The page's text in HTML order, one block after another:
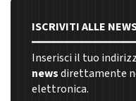
ISCRIVITI ALLE
Inserisci il tuo
newsdirettamente
elettronica.